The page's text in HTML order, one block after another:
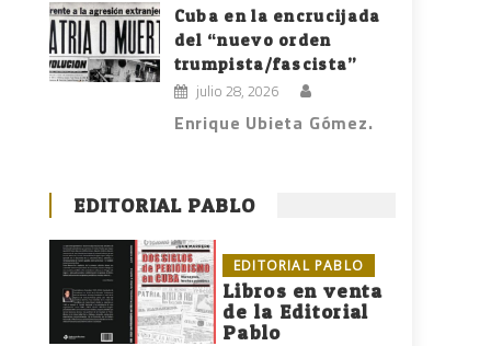
Cuba en la encrucijada
del “nuevo orden
trumpista/fascista”
julio 28, 2026
Enrique Ubieta Gómez.
EDITORIAL PABLO
EDITORIAL PABLO
Libros en venta
de la Editorial
Pablo